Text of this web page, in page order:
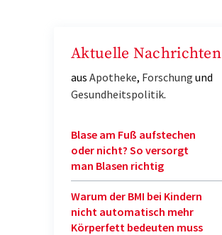
Aktuelle Nachrichten
aus Apotheke, Forschung und
Gesundheitspolitik.
Blase am Fuß aufstechen
oder nicht? So versorgt
man Blasen richtig
Warum der BMI bei Kindern
nicht automatisch mehr
Körperfett bedeuten muss